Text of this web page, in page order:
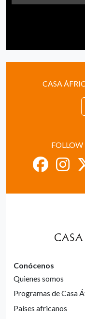
CASA
Conócenos
Quienes somos
Programas de Casa
Países africanos